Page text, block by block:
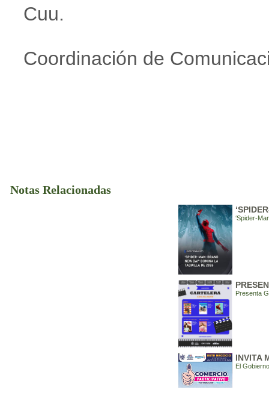
Cuu.
Coordinación de
Notas Relacionadas
‘Spider-
Presenta
INVITA
El